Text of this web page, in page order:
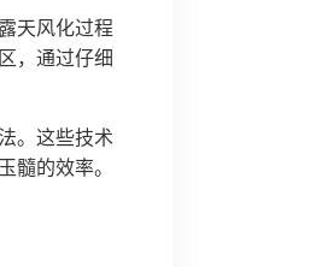
天风化过程
，通过仔细
。这些技术
髓的效率。